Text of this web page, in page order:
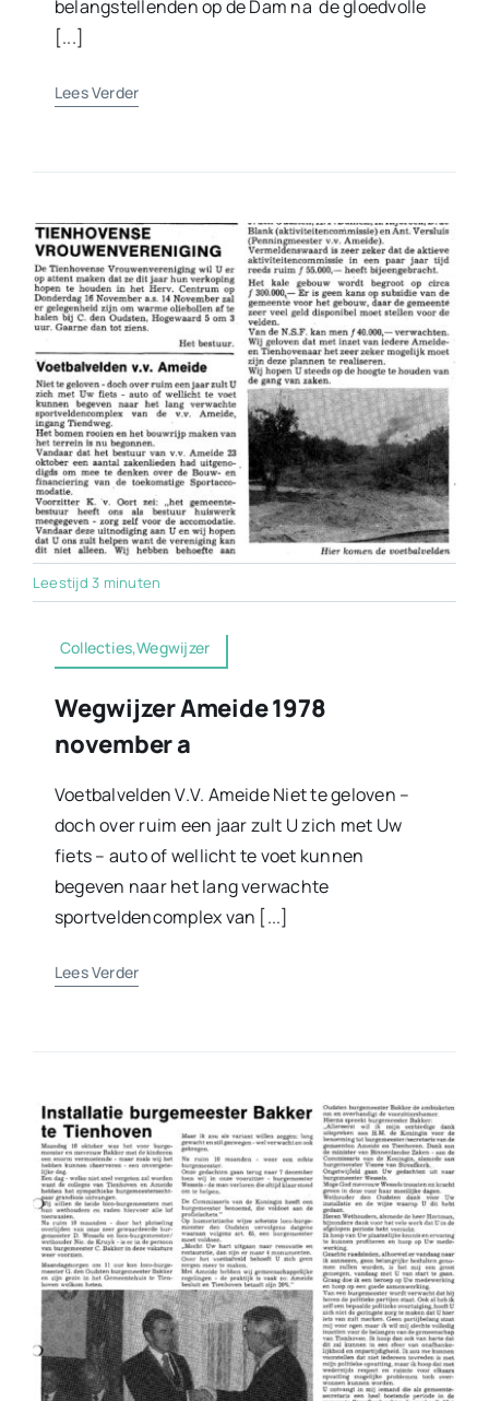
belangsteIlenden op de Dam na de gloedvolle
[...]
Lees Verder
Leestijd 3 minuten
Collecties,Wegwijzer
Wegwijzer Ameide 1978
november a
Voetbalvelden V.V. Ameide Niet te geloven –
doch over ruim een jaar zult U zich met Uw
fiets – auto of wellicht te voet kunnen
begeven naar het lang verwachte
sportveldencomplex van [...]
Lees Verder